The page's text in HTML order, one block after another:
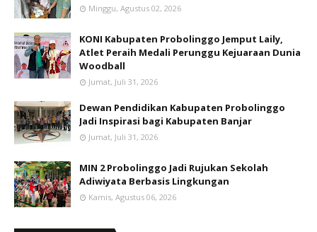
Minggu, Agustus 02, 2026
KONI Kabupaten Probolinggo Jemput Laily,
Atlet Peraih Medali Perunggu Kejuaraan Dunia
Woodball
Jumat, Juli 31, 2026
Dewan Pendidikan Kabupaten Probolinggo
Jadi Inspirasi bagi Kabupaten Banjar
Jumat, Juli 31, 2026
MIN 2 Probolinggo Jadi Rujukan Sekolah
Adiwiyata Berbasis Lingkungan
Kamis, Agustus 06, 2026